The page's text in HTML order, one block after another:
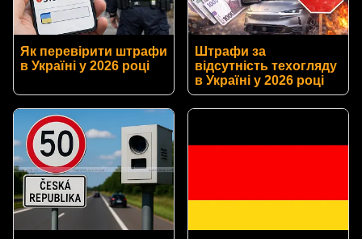
Як перевірити штрафи
в Україні у 2026 році
Штрафи за
відсутність техогляду
в Україні у 2026 році